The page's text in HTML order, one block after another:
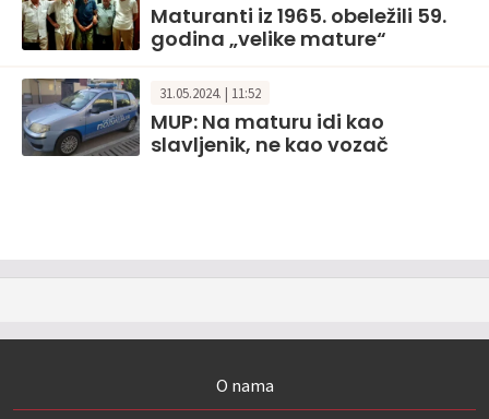
Maturanti iz 1965. obeležili 59.
godina „velike mature“
31.05.2024. | 11:52
MUP: Na maturu idi kao
slavljenik, ne kao vozač
O nama